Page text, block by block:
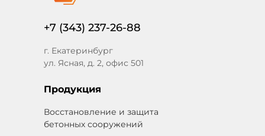
+7 (343) 237-26-88
г. Екатеринбург
ул. Ясная, д. 2, офис 501
Продукция
Восстановление и защита
бетонных сооружений